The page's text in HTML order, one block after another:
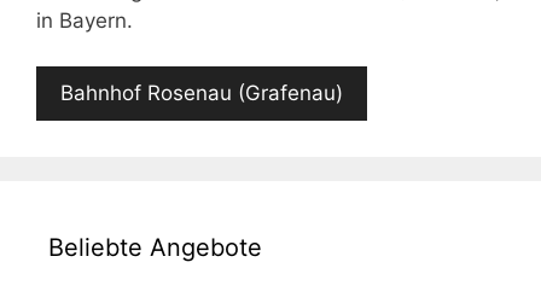
in Bayern.
Bahnhof Rosenau (Grafenau)
Beliebte Angebote